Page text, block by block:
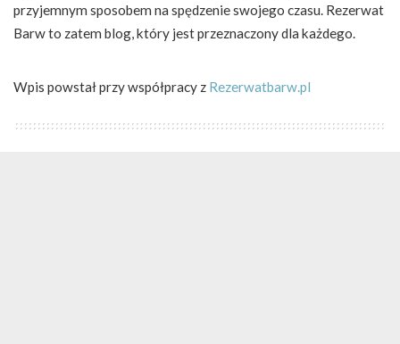
przyjemnym sposobem na spędzenie swojego czasu. Rezerwat
Barw to zatem blog, który jest przeznaczony dla każdego.
Wpis powstał przy współpracy z Rezerwatbarw.pl